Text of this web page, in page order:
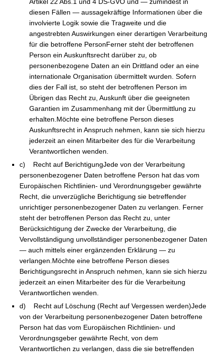
diesen Fällen — aussagekräftige Informationen über die
involvierte Logik sowie die Tragweite und die
angestrebten Auswirkungen einer derartigen Verarbeitung
für die betroffene PersonFerner steht der betroffenen
Person ein Auskunftsrecht darüber zu, ob
personenbezogene Daten an ein Drittland oder an eine
internationale Organisation übermittelt wurden. Sofern
dies der Fall ist, so steht der betroffenen Person im
Übrigen das Recht zu, Auskunft über die geeigneten
Garantien im Zusammenhang mit der Übermittlung zu
erhalten.Möchte eine betroffene Person dieses
Auskunftsrecht in Anspruch nehmen, kann sie sich hierzu
jederzeit an einen Mitarbeiter des für die Verarbeitung
Verantwortlichen wenden.
c) Recht auf BerichtigungJede von der Verarbeitung
personenbezogener Daten betroffene Person hat das vom
Europäischen Richtlinien- und Verordnungsgeber gewährte
Recht, die unverzügliche Berichtigung sie betreffender
unrichtiger personenbezogener Daten zu verlangen. Ferner
steht der betroffenen Person das Recht zu, unter
Berücksichtigung der Zwecke der Verarbeitung, die
Vervollständigung unvollständiger personenbezogener Daten
— auch mittels einer ergänzenden Erklärung — zu
verlangen.Möchte eine betroffene Person dieses
Berichtigungsrecht in Anspruch nehmen, kann sie sich hierzu
jederzeit an einen Mitarbeiter des für die Verarbeitung
Verantwortlichen wenden.
d) Recht auf Löschung (Recht auf Vergessen werden)Jede
von der Verarbeitung personenbezogener Daten betroffene
Person hat das vom Europäischen Richtlinien- und
Verordnungsgeber gewährte Recht, von dem
Verantwortlichen zu verlangen, dass die sie betreffenden